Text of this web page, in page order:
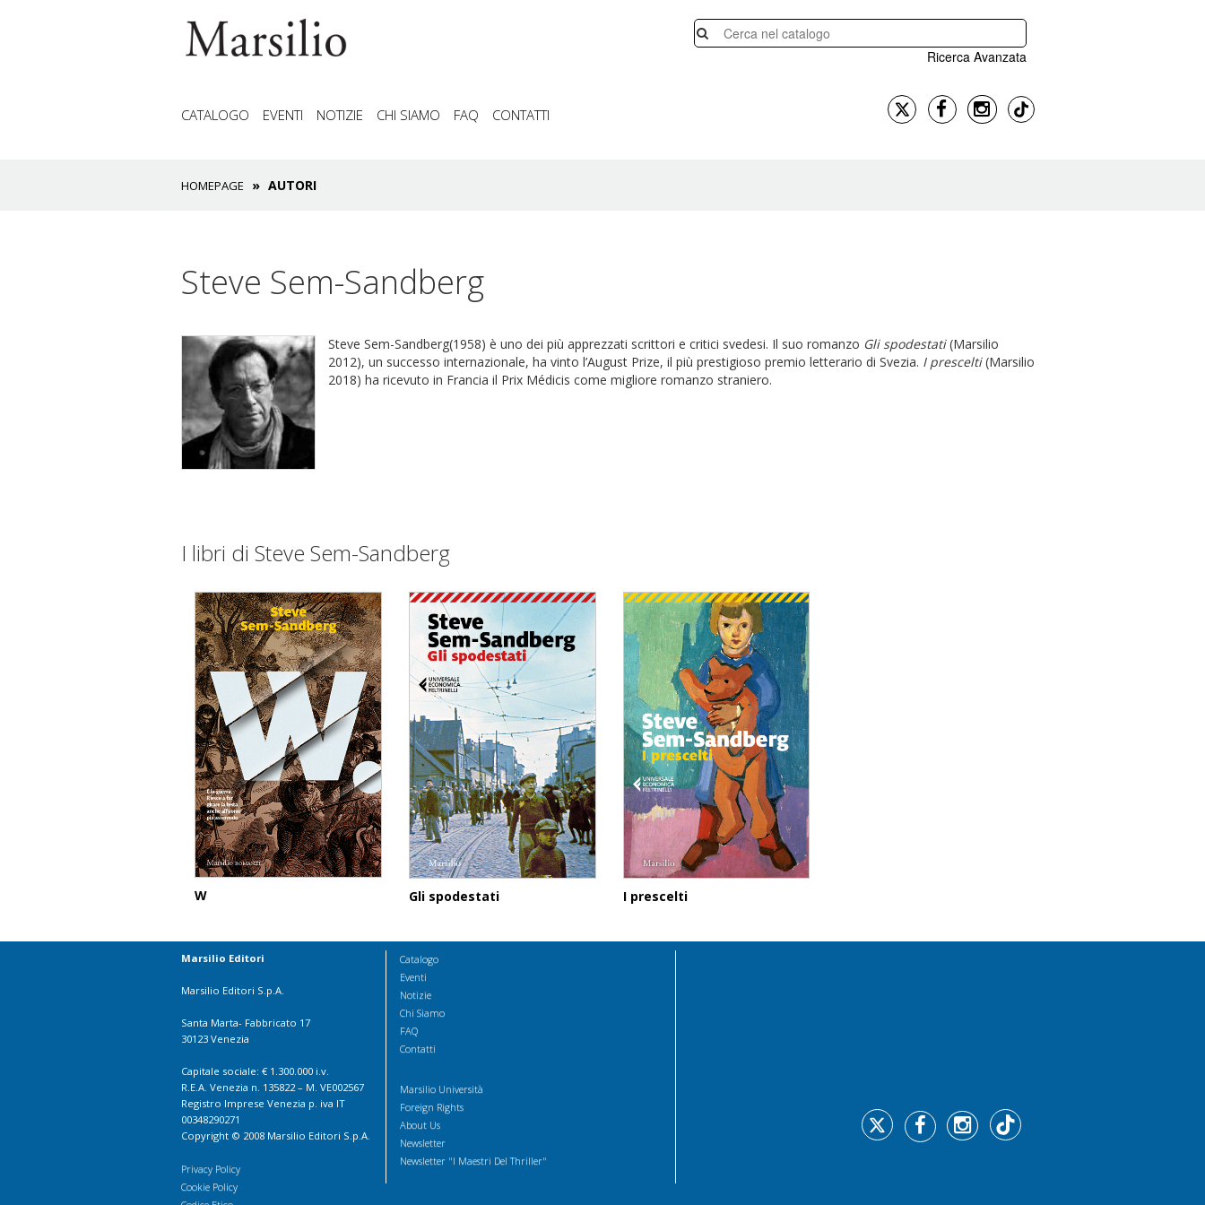
Ricerca Avanzata
CATALOGO EVENTI NOTIZIE CHI SIAMO FAQ CONTATTI
HOMEPAGE AUTORI
Steve Sem-Sandberg
Steve Sem-Sandberg(1958) è uno dei più apprezzati scrittori e critici svedesi. Il suo romanzo Gli spodestati(Marsilio
2012), un successo internazionale, ha vinto l’August Prize, il più prestigioso premio letterario di Svezia. I prescelti(Marsilio
2018) ha ricevuto in Francia il Prix Médicis come migliore romanzo straniero.
I libri di Steve Sem-Sandberg
W Gli spodestati I prescelti
Marsilio Editori
Marsilio Editori S.p.A.
Santa Marta- Fabbricato 17
30123 Venezia
Capitale sociale: € 1.300.000 i.v.
R.E.A. Venezia n. 135822 – M. VE002567
Registro Imprese Venezia p. iva IT
00348290271
Copyright © 2008 Marsilio Editori S.p.A.
Privacy Policy
Cookie Policy
Catalogo
Eventi
Notizie
Chi Siamo
FAQ
Contatti
Marsilio Università
Foreign Rights
About Us
Newsletter
Newsletter "I Maestri Del Thriller"